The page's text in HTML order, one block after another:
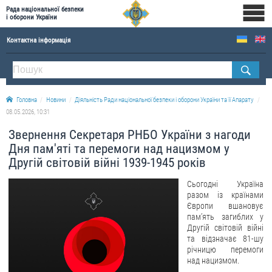
Рада національної безпеки
і оборони України
Контактна інформація
ПРО РНБОУ
Склад Ради національної безпеки і оборони України
Апарат Ради національної безпеки і оборони України
Історична довідка про діяльність Ради національної безпеки і оборони України
ОФІЦІЙНІ ДОКУМЕНТИ
Головна Новини
Діяльність Ради національної безпеки і оборони України та її Апарату
08.05.2026, 10:31
Звернення Секретаря РНБО України з нагоди
Дня пам'яті та перемоги над нацизмом у
Другій світовій війні 1939-1945 років
Сьогодні Україна
разом із країнами
Європи вшановує
пам’ять загиблих у
Другій світовій війні
та відзначає 81-шу
річницю перемоги
над нацизмом.